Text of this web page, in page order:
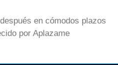
en cómodos plazos
por Aplazame